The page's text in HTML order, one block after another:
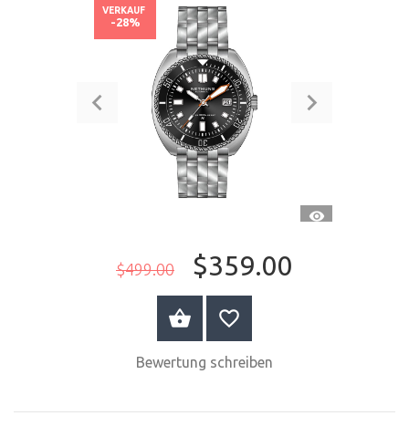
$499.00 $359.00
VERKAUF
-28%
JETZT KAUFEN
Bewertung schreiben